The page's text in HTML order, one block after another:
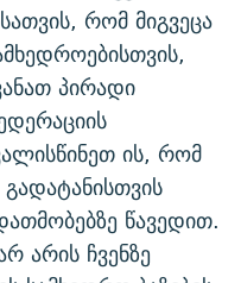
რომ მიგვეცა
პირადი
ის, რომ
წავედით.
არის ჩვენზე